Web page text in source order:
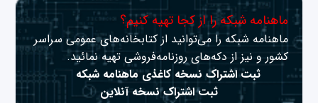
ماهنامه شبکه را از کجا تهیه کنیم؟
ماهنامه شبکه را می‌توانید از کتابخانه‌های عمومی سراسر
کشور و نیز از دکه‌های روزنامه‌فروشی تهیه نمائید.
ثبت اشتراک نسخه کاغذی ماهنامه شبکه
ثبت اشتراک نسخه آنلاین